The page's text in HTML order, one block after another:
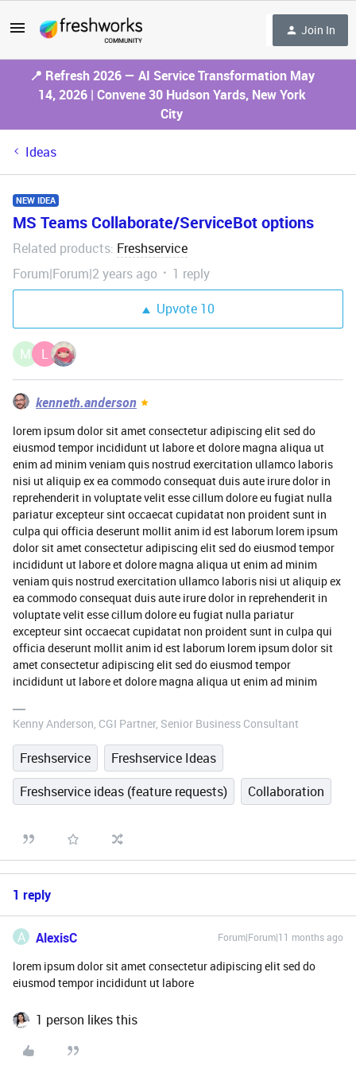
Join In
📍 Refresh 2026 — AI Service Transformation May
14, 2026 | Convene 30 Hudson Yards, New York
City
Ideas
NEW IDEA
MS Teams Collaborate/ServiceBot options
Related products: Freshservice
Forum|Forum|2 years ago
1 reply
Upvote10
M L
kenneth.anderson
lorem ipsum dolor sit amet consectetur adipiscing elit sed do
eiusmod tempor incididunt ut labore et dolore magna aliqua ut
enim ad minim veniam quis nostrud exercitation ullamco laboris
nisi ut aliquip ex ea commodo consequat duis aute irure dolor in
reprehenderit in voluptate velit esse cillum dolore eu fugiat nulla
pariatur excepteur sint occaecat cupidatat non proident sunt in
culpa qui officia deserunt mollit anim id est laborum lorem ipsum
dolor sit amet consectetur adipiscing elit sed do eiusmod tempor
incididunt ut labore et dolore magna aliqua ut enim ad minim
veniam quis nostrud exercitation ullamco laboris nisi ut aliquip ex
ea commodo consequat duis aute irure dolor in reprehenderit in
voluptate velit esse cillum dolore eu fugiat nulla pariatur
excepteur sint occaecat cupidatat non proident sunt in culpa qui
officia deserunt mollit anim id est laborum lorem ipsum dolor sit
amet consectetur adipiscing elit sed do eiusmod tempor
incididunt ut labore et dolore magna aliqua ut enim ad minim
Kenny Anderson, CGI Partner, Senior Business Consultant
Freshservice
Freshservice Ideas
Freshservice ideas (feature requests)
Collaboration
1 reply
A AlexisC Forum|Forum|11 months ago
lorem ipsum dolor sit amet consectetur adipiscing elit sed do
eiusmod tempor incididunt ut labore
1 person likes this